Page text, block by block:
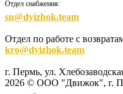
Отдел снабжения:
sn@dvizhok.team
Отдел по работе с
kro@dvizhok.team
г. Пермь, ул.
2026 © ООО "Движок", г.